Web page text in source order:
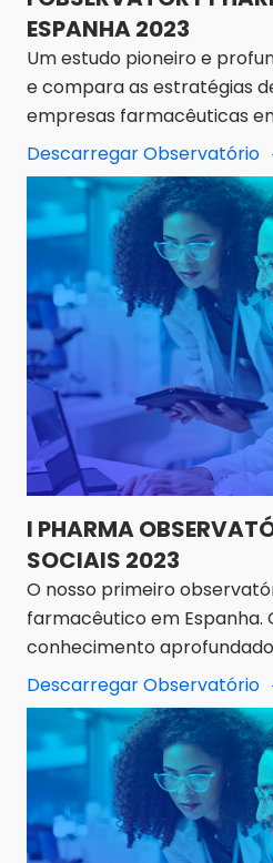
ESPANHA 2023
Um estudo pioneiro e
e compara as estratégias
empresas farmacêuticas
detalhes e conclusões
Descarregar Observatório
I PHARMA
SOCIAIS 2023
O nosso primeiro
farmacêutico em Espanha.
conhecimento
redes sociais das 25
mais importantes.
Descarregar Observatório